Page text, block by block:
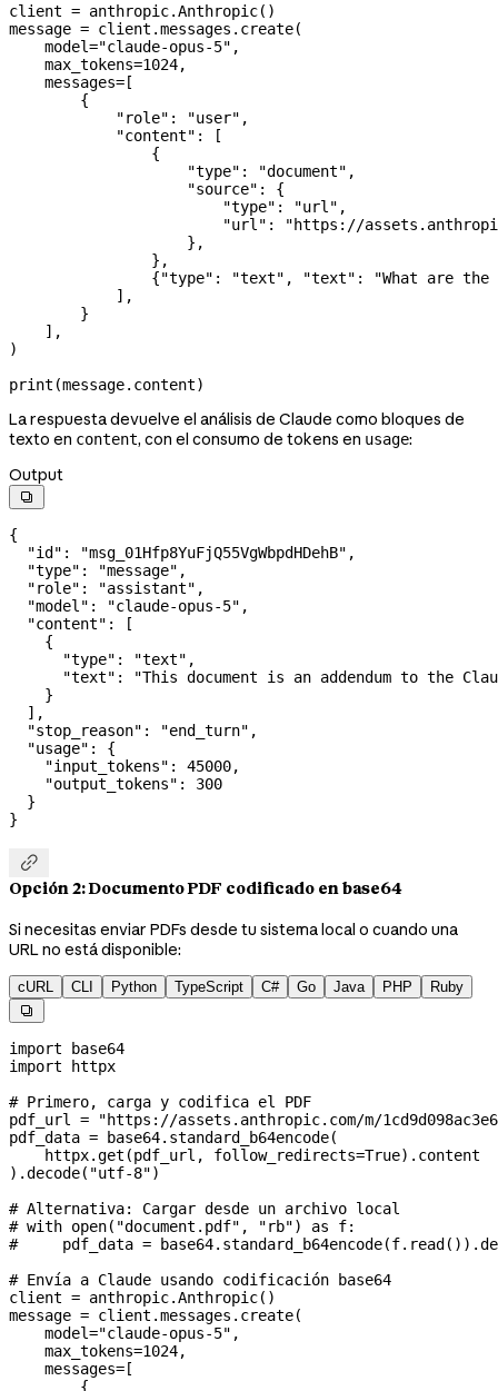
client = anthropic.Anthropic()
message = client.messages.create(
    model
="claude-opus-5" ,
    max_tokens
=1024,
    messages
= [
        {
            "role"
: "user" ,
            "content"
: [
                {
                    "type"
: "document" ,
                    "source"
: {
                        "type"
: "url" ,
                        "url"
:
"https://
                    },
                },
                {
"type" : "text" , "text" :
"What are
            ],
        }
    ],
)
print (message.content)
La respuesta devuelve el análisis de Claude como bloques de
texto en content, con el consumo de tokens en usage:
Output

{
  "id"
: "msg_01Hfp8YuFjQ55VgWbpdHDehB" ,
  "type"
: "message" ,
  "role"
: "assistant" ,
  "model"
: "claude-opus-5" ,
  "content"
: [
    {
      "type"
: "text" ,
      "text"
:
"This document is an addendum to the
    }
  ],
  "stop_reason"
: "end_turn" ,
  "usage"
: {
    "input_tokens"
: 45000,
    "output_tokens"
: 300
  }
}

Opción 2: Documento PDF codificado en base64
Si necesitas enviar PDFs desde tu sistema local o cuando una
URL no está disponible:
cURL CLI Python TypeScript C# Go Java PHP Ruby

import base64
import httpx
# Primero, carga y codifica el PDF
pdf_url = "https://assets.anthropic.com/m/
pdf_data = base64.standard_b64encode(
    httpx.get(pdf_url,
follow_redirects=True).content
).decode( "utf-8")
# Alternativa: Cargar desde un archivo local
# with open("document.pdf", "rb") as f:
#     pdf_data =
# Envía a Claude usando codificación base64
client = anthropic.Anthropic()
message = client.messages.create(
    model
="claude-opus-5" ,
    max_tokens
=1024,
    messages
= [
        {